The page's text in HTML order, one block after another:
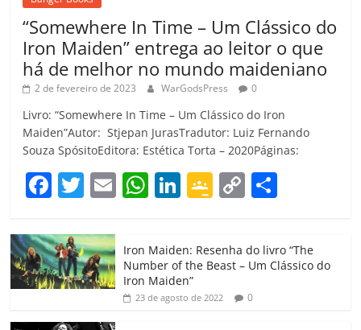
“Somewhere In Time – Um Clássico do
Iron Maiden” entrega ao leitor o que
há de melhor no mundo maideniano
2 de fevereiro de 2023 WarGodsPress 0
Livro: “Somewhere In Time – Um Clássico do Iron
Maiden”Autor: Stjepan JurasTradutor: Luiz Fernando
Souza SpósitoEditora: Estética Torta – 2020Páginas:
F
c
e
b
o
T
itt
er
E W
at
s
A
Li
e
dI
G
gl
e
Cl
C
p
y
Li
m
p
Iron Maiden: Resenha do livro “The
Number of the Beast – Um Clássico do
Iron Maiden”
23 de agosto de 2022 0